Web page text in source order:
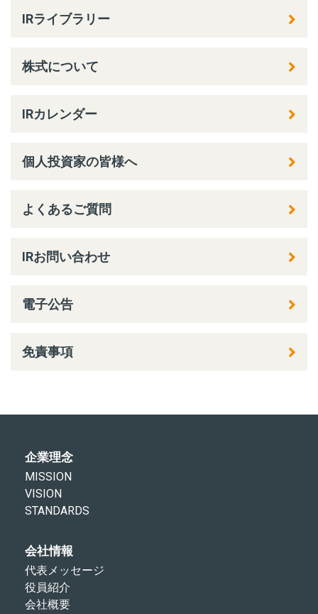
IRライブラリー
株式について
IRカレンダー
個人投資家の皆様へ
よくあるご質問
IRお問い合わせ
電子公告
免責事項
企業理念
MISSION
VISION
STANDARDS
会社情報
代表メッセージ
役員紹介
会社概要